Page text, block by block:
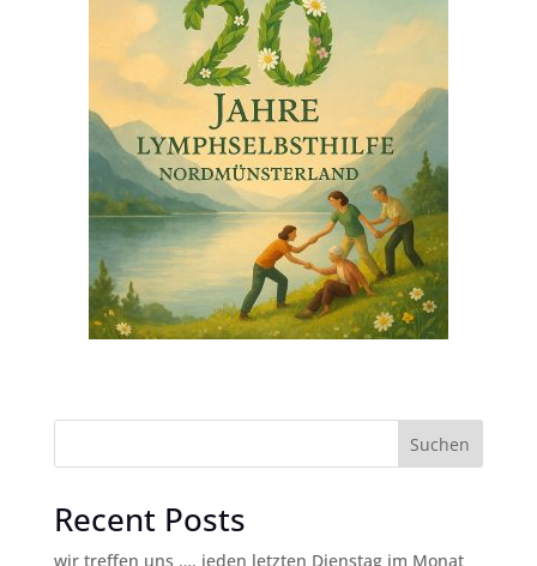
Suchen
Recent Posts
wir treffen uns …. jeden letzten Dienstag im Monat